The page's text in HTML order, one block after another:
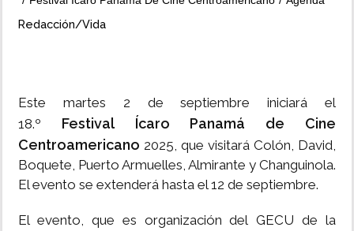
Redacción/Vida
Este martes 2 de septiembre iniciará el
18.º Festival Ícaro Panamá de Cine
Centroamericano 2025, que visitará Colón, David,
Boquete, Puerto Armuelles, Almirante y Changuinola.
El evento se extenderá hasta el 12 de septiembre.
El evento, que es organización del GECU de la